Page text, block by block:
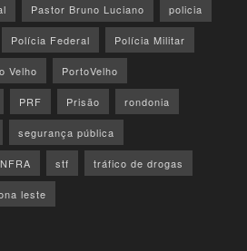
Pastor Bruno Luciano policia
Polícia Federal Polícia Militar
Velho PortoVelho
PRF Prisão rondonia
segurança pública
stf tráfico de drogas
leste